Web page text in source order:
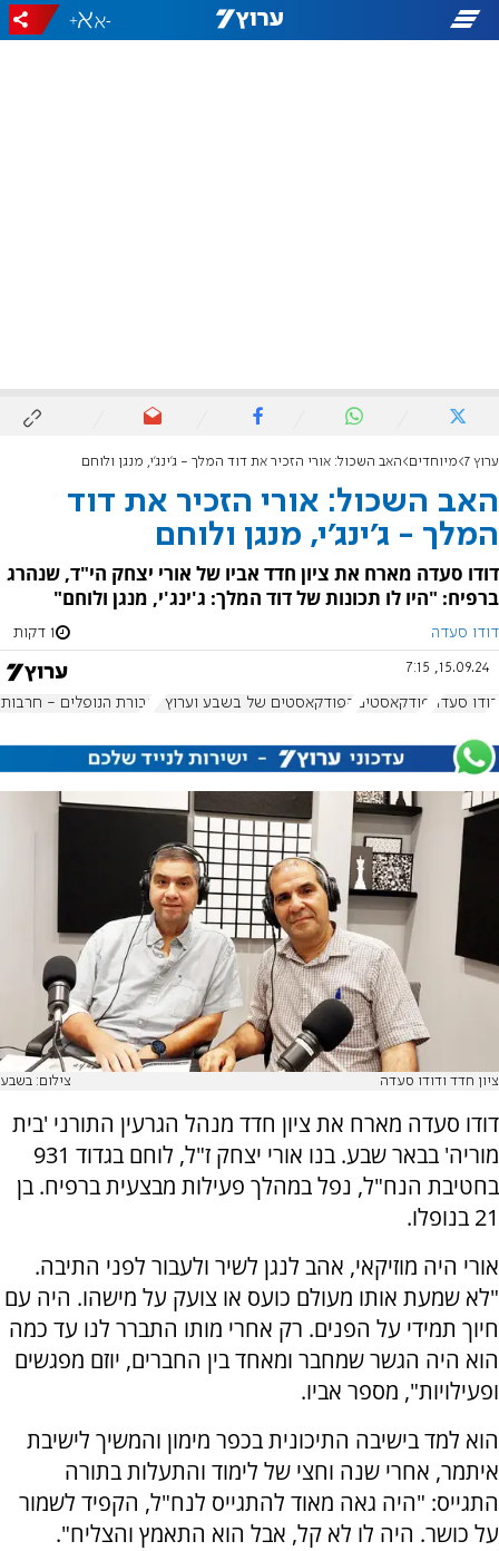
-
+
ערוץ 7 מיוחדים האב השכול: אורי הזכיר את דוד המלך - ג'ינג'י, מנגן ולוחם
האב השכול: אורי הזכיר את דוד
המלך - ג'ינג'י, מנגן ולוחם
דודו סעדה מארח את ציון חדד אביו של אורי יצחק הי"ד, שנהרג
ברפיח: "היו לו תכונות של דוד המלך: ג'ינג'י, מנגן ולוחם"
דודו סעדה 1 דקות
15.09.24, 7:15
דודו סעדה פודקאסטים הפודקאסטים של בשבע וערוץ 7 גבורת הנופלים -
ציון חדד ודודו סעדה צילום: בשבע
דודו סעדה מארח את ציון חדד מנהל הגרעין התורני 'בית
מוריה' בבאר שבע. בנו אורי יצחק ז"ל, לוחם בגדוד 931
בחטיבת הנח"ל, נפל במהלך פעילות מבצעית ברפיח. בן
21 בנופלו.
אורי היה מוזיקאי, אהב לנגן לשיר ולעבור לפני התיבה.
"לא שמעת אותו מעולם כועס או צועק על מישהו. היה עם
חיוך תמידי על הפנים. רק אחרי מותו התברר לנו עד כמה
הוא היה הגשר שמחבר ומאחד בין החברים, יוזם מפגשים
ופעילויות", מספר אביו.
הוא למד בישיבה התיכונית בכפר מימון והמשיך לישיבת
איתמר, אחרי שנה וחצי של לימוד והתעלות בתורה
התגייס: "היה גאה מאוד להתגייס לנח"ל, הקפיד לשמור
על כושר. היה לו לא קל, אבל הוא התאמץ והצליח".